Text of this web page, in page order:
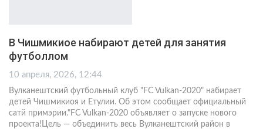
В Чишмикиое набирают детей для занятия
футболлом
10 апреля, 2026, 12:44
Вулканештский футбольный клуб "FC Vulkan-2020" набирает
детей Чишмикиоя и Етулии. Об этом сообщает официальный
сатй примэрии."FC Vulkan-2020 объявляет о запуске нового
проекта!Цель — объединить весь Вулканештский район в